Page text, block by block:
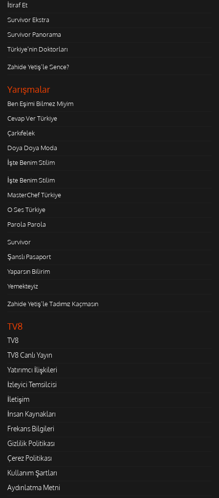
İtiraf Et
Survivor Ekstra
Survivor Panorama
Türkiye'nin Doktorları
Zahide Yetiş'le Sence?
Yarışmalar
Ben Eşimi Bilmez Miyim
Cevap Ver Türkiye
Çarkıfelek
Doya Doya Moda
İşte Benim Stilim
İşte Benim Stilim
MasterChef Türkiye
O Ses Türkiye
Parola Parola
Survivor
Şanslı Pasaport
Yaparsın Bilirim
Yemekteyiz
Zahide Yetiş'le Tadımız Kaçmasın
TV8
TV8
TV8 Canlı Yayın
Yatırımcı İlişkileri
İzleyici Temsilcisi
İletişim
İnsan Kaynakları
Frekans Bilgileri
Gizlilik Politikası
Çerez Politikası
Kullanım Şartları
Aydınlatma Metni